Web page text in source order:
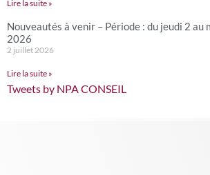
Lire la suite »
Nouveautés à venir – Période : du jeudi 2
2026
2 juillet 2026
Lire la suite »
Tweets by NPA CONSEIL